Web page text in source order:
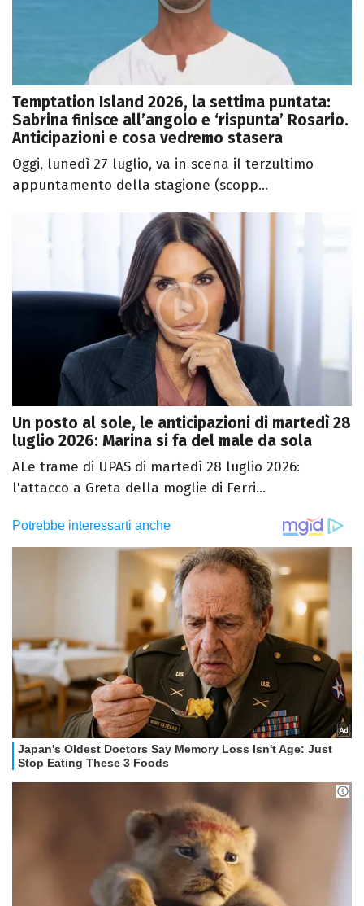
Temptation Island 2026, la settima puntata:
Sabrina finisce all’angolo e ‘rispunta’ Rosario.
Anticipazioni e cosa vedremo stasera
Oggi, lunedì 27 luglio, va in scena il terzultimo
appuntamento della stagione (scopp...
Un posto al sole, le anticipazioni di martedì 28
luglio 2026: Marina si fa del male da sola
ALe trame di UPAS di martedì 28 luglio 2026:
l'attacco a Greta della moglie di Ferri...